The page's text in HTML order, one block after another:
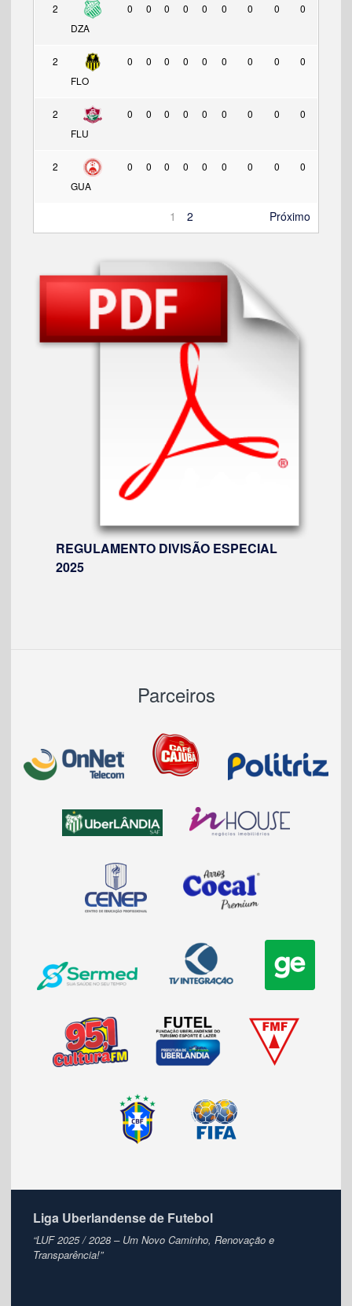
2
DZA
0 0 0 0 0 0 0 0 0
2
FLO
0 0 0 0 0 0 0 0 0
2
FLU
0 0 0 0 0 0 0 0 0
2
GUA
0 0 0 0 0 0 0 0 0
1 2 Próximo
REGULAMENTO DIVISÃO ESPECIAL
2025
Parceiros
Liga Uberlandense de Futebol
“LUF 2025 / 2028 – Um Novo Caminho, Renovação e
Transparência!”